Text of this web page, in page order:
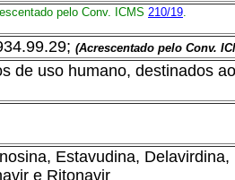
pelo Conv. ICMS 210/19.
(Acrescentado pelo Conv.
de uso humano, destinados
Estavudina,
e Ritonavir